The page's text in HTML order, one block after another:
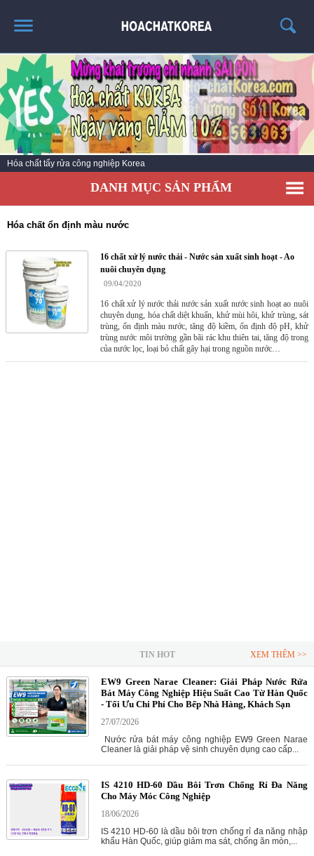
TRANG CHỦ
GIỚI THIỆU
THÔNG TIN SẢN PHẨM
TIN TỨC
LIÊN HỆ
Hóa chất vệ sinh làm sạch số 1 Hàn Quốc
DANH MỤC SẢN PHẨM
Hóa chất ổn định màu nước
16 chất xử lý nước thải - Nước sản xuất sinh hoạt - Ao
nuôi chuyên dụng
09/04/2020
16 chất xử lý nước thải nước sản xuất nước sinh hoạt ao nuôi
chuyên dụng, hóa chất diệt khuẩn, khử mùi hôi, khử trùng, sát
trùng, ổn định màu nước, tăng độ kiềm, ổn định độ pH, khử
trùng nước môi trường gần bãi rác khu thiên tai, tăng độ trong
của nước lọc, loại bỏ chất gây hại trong nguồn nước…
TIN HOT XEM THÊM >>
EW9 Green Narae Cleaner: Giải Pháp Nước Rửa
Bát Máy Công Nghiệp Hiệu Suất Cao Từ Hàn Quốc
- Tối Ưu Chi Phí Cho Bếp Nhà Hàng, Khách Sạn
27/07/2026
Nước rửa bát máy công nghiệp EW9 Green Narae
Cleaner là giải pháp vệ sinh chuyên dụng cao cấp...
IS 4210 HD-60 Dầu Bôi Trơn Chống Rỉ Đa Năng
Cho Máy Móc Công Nghiệp
18/06/2026
IS 4210 HD-60 là dầu bôi trơn chống rỉ đa năng nhập
khẩu Hàn Quốc, giúp giảm ma sát, chống ăn mòn,...